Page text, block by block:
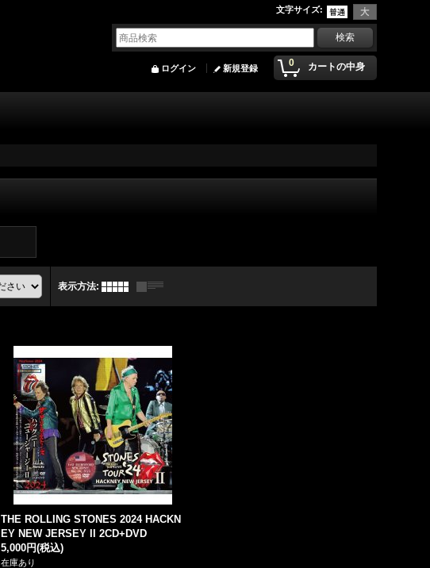
文字サイズ:
0 カートの中身
ログイン 新規登録
表示方法:
THE ROLLING STONES 2024 HACKN
EY NEW JERSEY II 2CD+DVD
5,000円(税込)
在庫あり